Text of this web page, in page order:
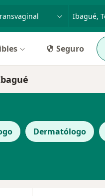
enfermedad o nombre
p. ej.
Seguro
Dermatólogo